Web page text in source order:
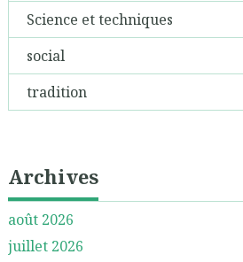
Science et techniques
social
tradition
Archives
août 2026
juillet 2026